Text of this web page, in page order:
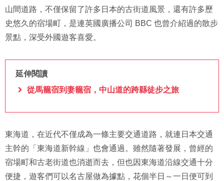
山間道路，不僅保留了許多日本的古街道風景，還有許多歷
史悠久的宿場町，是連英國廣播公司 BBC 也曾介紹過的散步
景點，深受外國遊客喜愛。
延伸閱讀
從馬籠宿到妻籠宿，中山道的跨縣徒步之旅
東海道，在近代不僅成為一條主要交通道路，就連日本交通
主幹的「東海道新幹線」也會通過。雖然隨著發展，曾經的
宿場町和古老街道也消逝而去，但也因東海道沿線交通十分
便捷，遊客們可以名古屋做為據點，花個半日～一日便可到